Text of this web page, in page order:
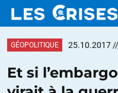
GÉOPOLITIQUE 25.10.2017
Et si